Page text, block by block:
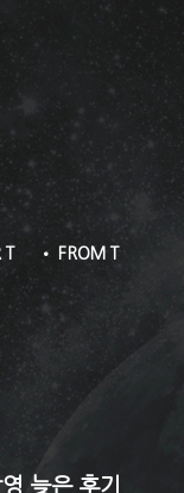
• FROM T
늦은 후기